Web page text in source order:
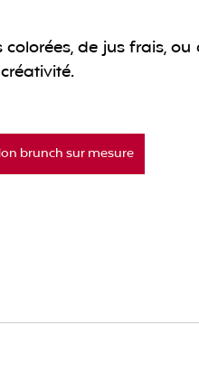
de jus frais, ou
brunch sur mesure